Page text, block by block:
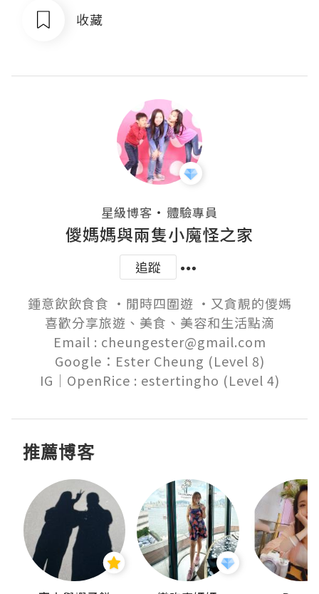
收藏
星級博客 ・ 體驗專員
儍媽媽與兩隻小魔怪之家
追蹤
鍾意飲飲食食 ‧閒時四圍遊 ‧又貪靚的儍媽
喜歡分享旅遊、美食、美容和生活點滴
Email : cheungester@gmail.com
Google：Ester Cheung (Level 8)
推薦博客